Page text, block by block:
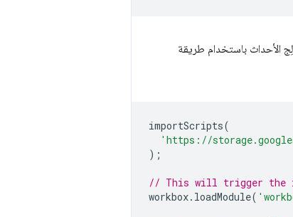
الأحداث باستخدام طريقة
importScripts(
'https://
);
// This will trigger the
workbox. loadModule(